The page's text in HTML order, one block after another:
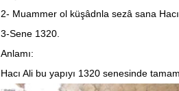
2- Muammer ol küşâdnla sezâ sana
3-Sene 1320.
Anlamı:
Hacı Ali bu yapıyı 1320 senesinde